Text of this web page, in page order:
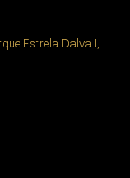
Estrela Dalva I,